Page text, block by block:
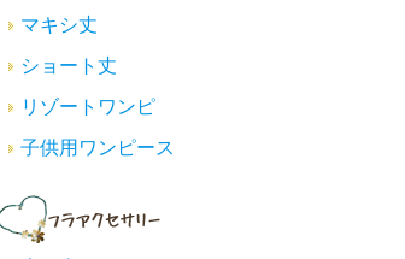
マキシ丈
ショート丈
リゾートワンピ
子供用ワンピース